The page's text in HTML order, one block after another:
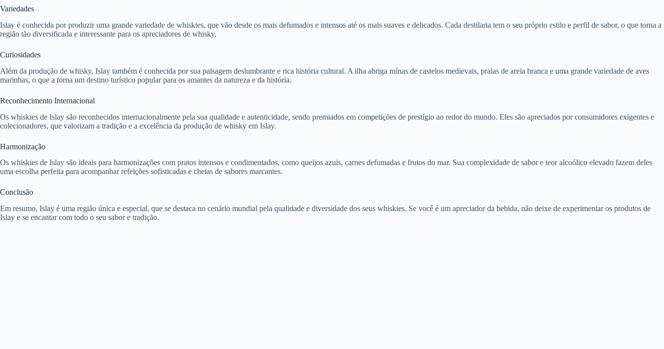
Variedades
Islay é conhecida por produzir uma grande variedade de whiskies, que vão desde os mais defumados e intensos até os mais suaves e delicados. Cada destilaria tem o seu próprio estilo e perfil de sabor, o que torna a
região tão diversificada e interessante para os apreciadores de whisky.
Curiosidades
Além da produção de whisky, Islay também é conhecida por sua paisagem deslumbrante e rica história cultural. A ilha abriga ruínas de castelos medievais, praias de areia branca e uma grande variedade de aves
marinhas, o que a torna um destino turístico popular para os amantes da natureza e da história.
Reconhecimento Internacional
Os whiskies de Islay são reconhecidos internacionalmente pela sua qualidade e autenticidade, sendo premiados em competições de prestígio ao redor do mundo. Eles são apreciados por consumidores exigentes e
colecionadores, que valorizam a tradição e a excelência da produção de whisky em Islay.
Harmonização
Os whiskies de Islay são ideais para harmonizações com pratos intensos e condimentados, como queijos azuis, carnes defumadas e frutos do mar. Sua complexidade de sabor e teor alcoólico elevado fazem deles
uma escolha perfeita para acompanhar refeições sofisticadas e cheias de sabores marcantes.
Conclusão
Em resumo, Islay é uma região única e especial, que se destaca no cenário mundial pela qualidade e diversidade dos seus whiskies. Se você é um apreciador da bebida, não deixe de experimentar os produtos de
Islay e se encantar com todo o seu sabor e tradição.